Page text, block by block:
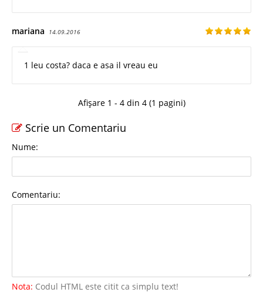
mariana 14.09.2016
1 leu costa? daca e asa il vreau eu
Afișare 1 - 4 din 4 (1 pagini)
Scrie un Comentariu
Nume:
Comentariu:
Nota: Codul HTML este citit ca simplu text!